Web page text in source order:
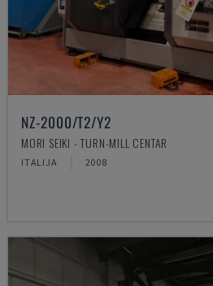
NZ-2000/T2/Y2
MORI SEIKI - TURN-MILL CENTAR
ITALIJA 2008